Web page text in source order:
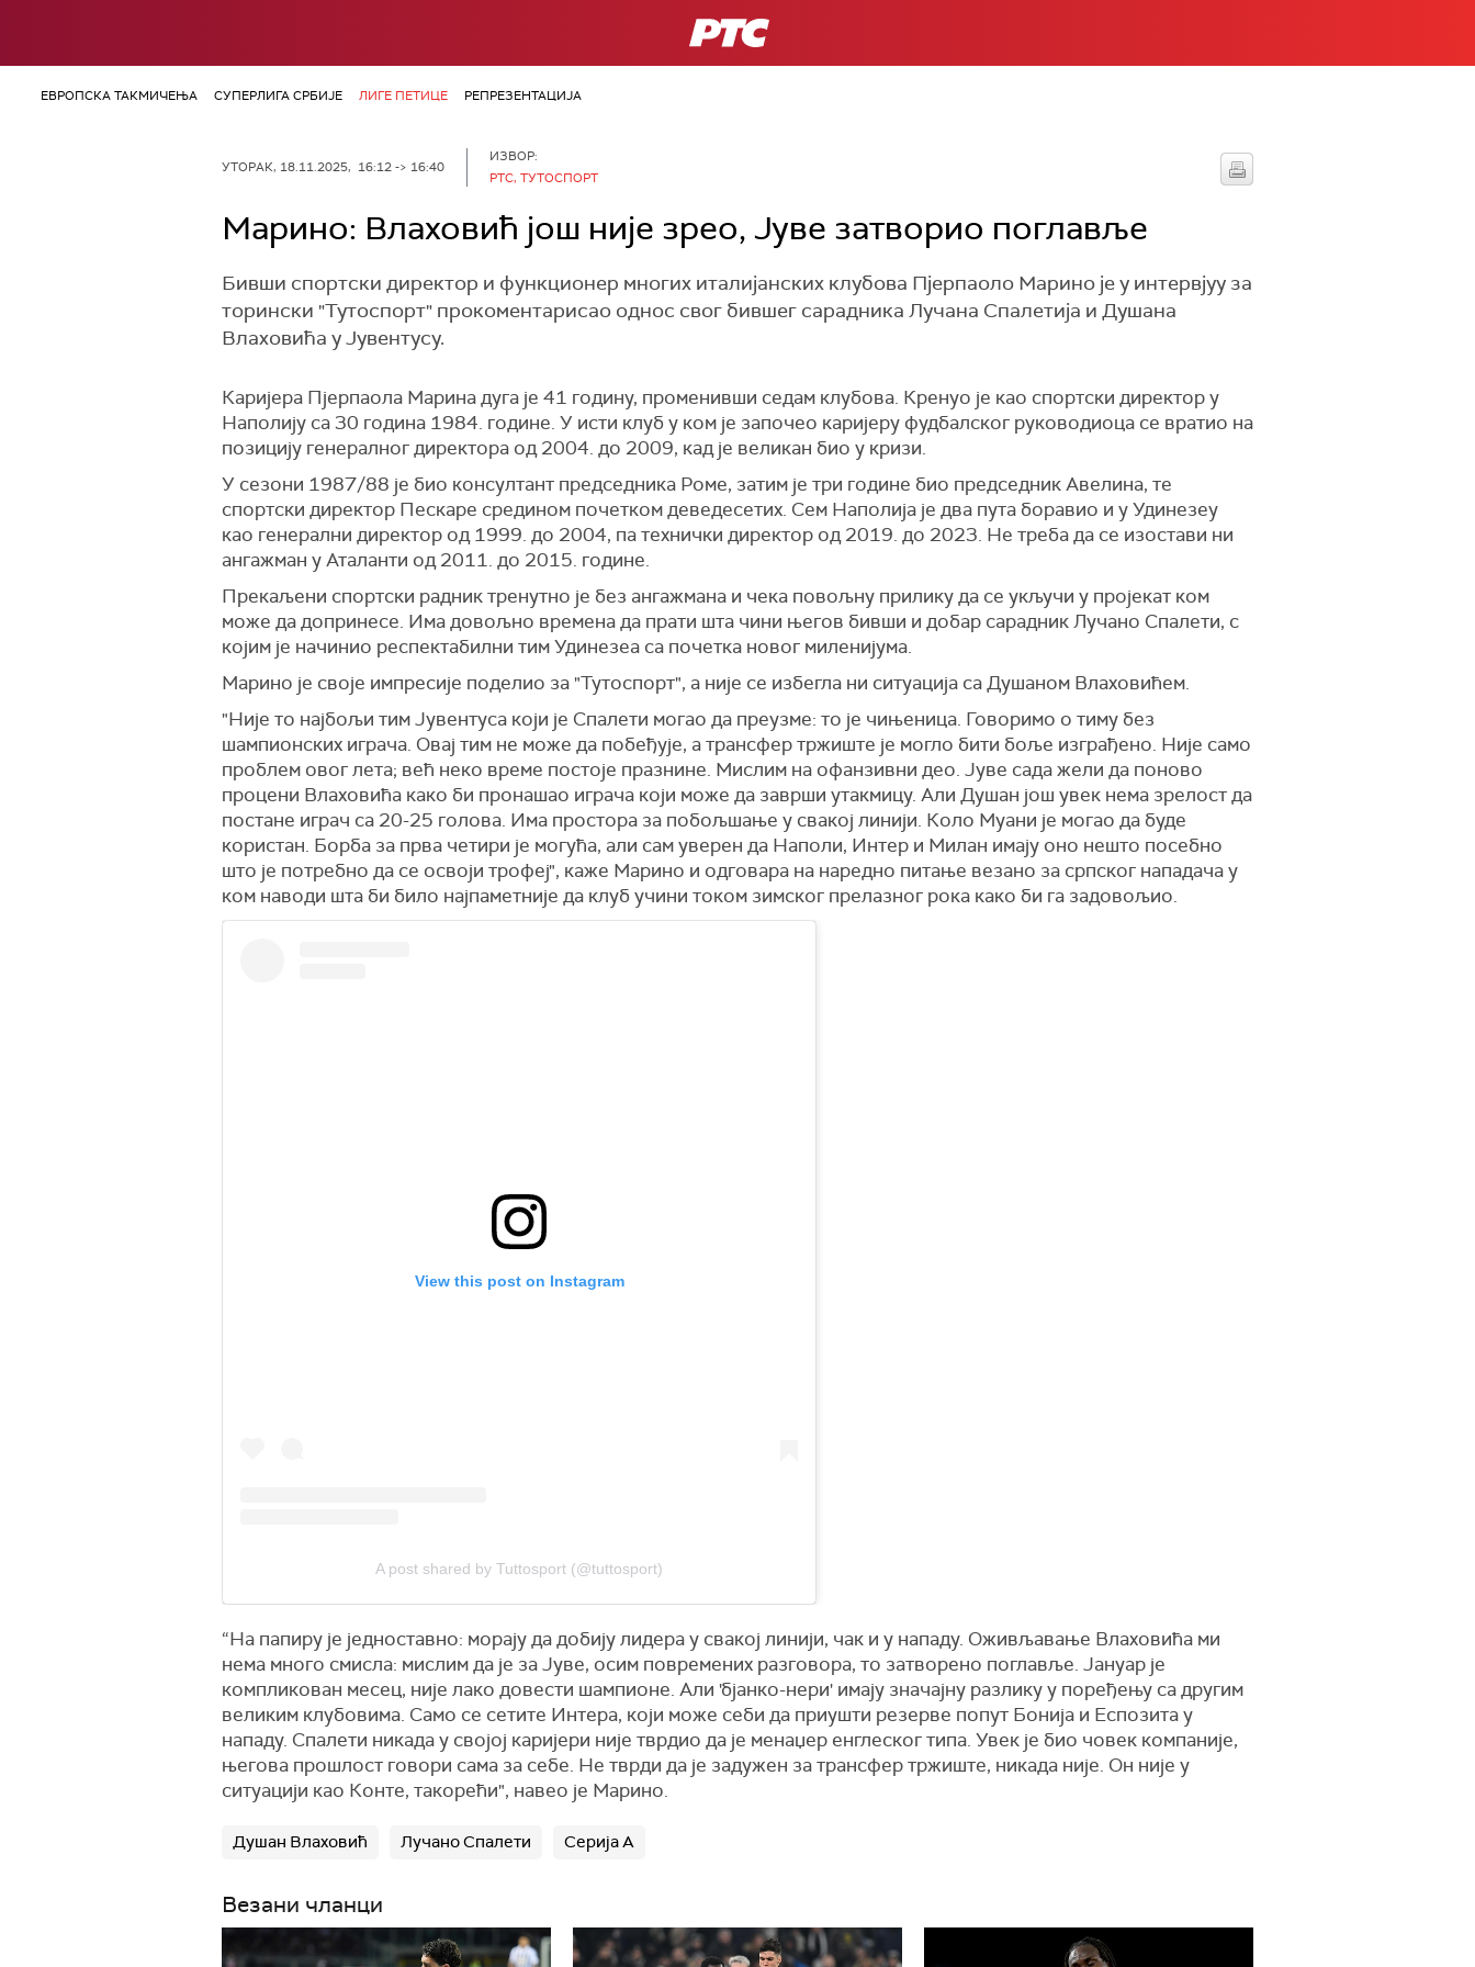
РТС
ЕВРОПСКА ТАКМИЧЕЊА СУПЕРЛИГА СРБИЈЕ ЛИГЕ ПЕТИЦЕ РЕПРЕЗЕНТАЦИЈА
УТОРАК, 18.11.2025, 16:12 -> 16:40
ИЗВОР:
РТС, ТУТОСПОРТ
Марино: Влаховић још није зрео, Јуве затворио поглавље
Бивши спортски директор и функционер многих италијанских клубова Пјерпаоло Марино је у интервјуу за
торински "Тутоспорт" прокоментарисао однос свог бившег сарадника Лучана Спалетија и Душана
Влаховића у Јувентусу.
Каријера Пјерпаола Марина дуга је 41 годину, променивши седам клубова. Кренуо је као спортски директор у
Наполију са 30 година 1984. године. У исти клуб у ком је започео каријеру фудбалског руководиоца се вратио на
позицију генералног директора од 2004. до 2009, кад је великан био у кризи.
У сезони 1987/88 је био консултант председника Роме, затим је три године био председник Авелина, те
спортски директор Пескаре средином почетком деведесетих. Сем Наполија је два пута боравио и у Удинезеу
као генерални директор од 1999. до 2004, па технички директор од 2019. до 2023. Не треба да се изостави ни
ангажман у Аталанти од 2011. до 2015. године.
Прекаљени спортски радник тренутно је без ангажмана и чека повољну прилику да се укључи у пројекат ком
може да допринесе. Има довољно времена да прати шта чини његов бивши и добар сарадник Лучано Спалети, с
којим је начинио респектабилни тим Удинезеа са почетка новог миленијума.
Марино је своје импресије поделио за "Тутоспорт", а није се избегла ни ситуација са Душаном Влаховићем.
"Није то најбољи тим Јувентуса који је Спалети могао да преузме: то је чињеница. Говоримо о тиму без
шампионских играча. Овај тим не може да побеђује, а трансфер тржиште је могло бити боље изграђено. Није само
проблем овог лета; већ неко време постоје празнине. Мислим на офанзивни део. Јуве сада жели да поново
процени Влаховића како би пронашао играча који може да заврши утакмицу. Али Душан још увек нема зрелост да
постане играч са 20-25 голова. Има простора за побољшање у свакој линији. Коло Муани је могао да буде
користан. Борба за прва четири је могућа, али сам уверен да Наполи, Интер и Милан имају оно нешто посебно
што је потребно да се освоји трофеј", каже Марино и одговара на наредно питање везано за српског нападача у
ком наводи шта би било најпаметније да клуб учини током зимског прелазног рока како би га задовољио.
View this post on Instagram
A post shared by Tuttosport (@tuttosport)
“На папиру је једноставно: морају да добију лидера у свакој линији, чак и у нападу. Оживљавање Влаховића ми
нема много смисла: мислим да је за Јуве, осим повремених разговора, то затворено поглавље. Јануар је
компликован месец, није лако довести шампионе. Али 'бјанко-нери' имају значајну разлику у поређењу са другим
великим клубовима. Само се сетите Интера, који може себи да приушти резерве попут Бонија и Еспозита у
нападу. Спалети никада у својој каријери није тврдио да је менаџер енглеског типа. Увек је био човек компаније,
његова прошлост говори сама за себе. Не тврди да је задужен за трансфер тржиште, никада није. Он није у
ситуацији као Конте, такорећи", навео је Марино.
Душан Влаховић Лучано Спалети Серија А
Везани чланци